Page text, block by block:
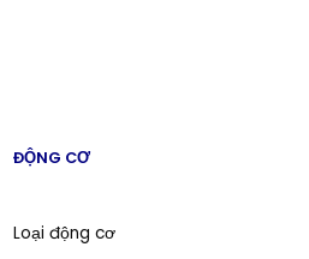
ĐỘNG CƠ
Loại động cơ